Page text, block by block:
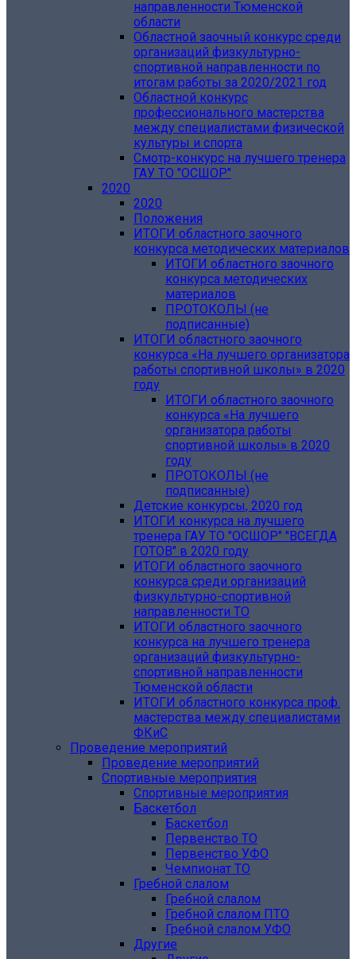
направленности Тюменской
области
Областной заочный конкурс среди
организаций физкультурно-
спортивной направленности по
итогам работы за 2020/2021 год
Областной конкурс
профессионального мастерства
между специалистами физической
культуры и спорта
Смотр-конкурс на лучшего тренера
ГАУ ТО "ОСШОР"
2020
2020
Положения
ИТОГИ областного заочного
конкурса методических материалов
ИТОГИ областного заочного
конкурса методических
материалов
ПРОТОКОЛЫ (не
подписанные)
ИТОГИ областного заочного
конкурса «На лучшего организатора
работы спортивной школы» в 2020
году
ИТОГИ областного заочного
конкурса «На лучшего
организатора работы
спортивной школы» в 2020
году
ПРОТОКОЛЫ (не
подписанные)
Детские конкурсы, 2020 год
ИТОГИ конкурса на лучшего
тренера ГАУ ТО "ОСШОР" "ВСЕГДА
ГОТОВ" в 2020 году
ИТОГИ областного заочного
конкурса среди организаций
физкультурно-спортивной
направленности ТО
ИТОГИ областного заочного
конкурса на лучшего тренера
организаций физкультурно-
спортивной направленности
Тюменской области
ИТОГИ областного конкурса проф.
мастерства между специалистами
ФКиС
Проведение мероприятий
Проведение мероприятий
Спортивные мероприятия
Спортивные мероприятия
Баскетбол
Баскетбол
Первенство ТО
Первенство УФО
Чемпионат ТО
Гребной слалом
Гребной слалом
Гребной слалом ПТО
Гребной слалом УФО
Другие